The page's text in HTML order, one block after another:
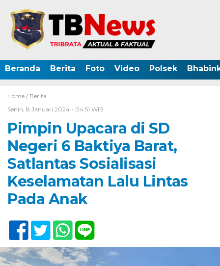
Beranda Berita Foto Video Polsek
Home / Berita
Senin, 8 Januari 2024 - 04:51 WIB
Pimpin Upacara di SD
Negeri 6 Baktiya Barat,
Satlantas Sosialisasi
Keselamatan Lalu Lintas
Pada Anak